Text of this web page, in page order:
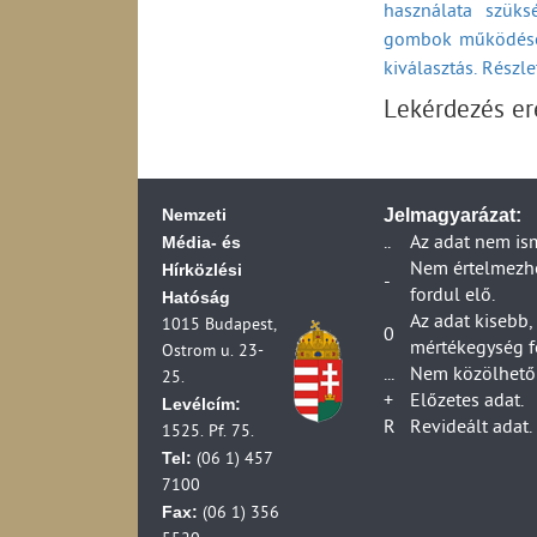
év végén (1997-
Az
A
és kor szerint, az
A Hardver-
A
számítógépek az
Az
(1997-2003)
Az Adatbanki
végén (1997-
Az Irodagép-,
számítógépek az
Az Egyéb
számítógépek az
Ezernél
nettó
Ezernél
Ezernél
Összes
Összes
Összes
Összes
Összes
használata
gombok
kiválasztás.
Lekérdezés
Nemzeti
Média- és
Hírközlési
Hatóság
1015 Budapest,
Ostrom u. 23-
25.
Levélcím:
1525. Pf. 75.
Tel: (06 1) 457
7100
Fax: (06 1) 356
Jelmagyarázat:
..
Az adat nem
-
Nem
fordul elő.
0
Az adat
mértékegység
...
Nem
+
Előzetes adat.
R
Revideált adat.